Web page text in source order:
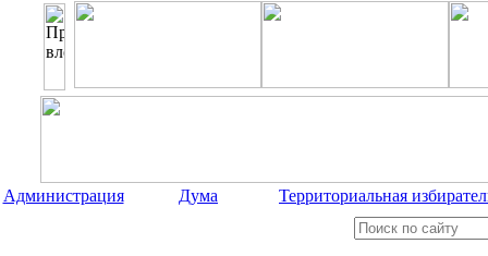
Администрация Дума Территориальная